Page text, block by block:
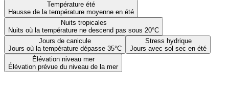
Température été
Hausse de la température moyenne en été
Nuits tropicales
Nuits où la température ne descend pas sous 20°C
Jours de canicule
Jours où la température dépasse 35°C
Stress hydrique
Jours avec sol sec en été
Élévation niveau mer
Élévation prévue du niveau de la mer